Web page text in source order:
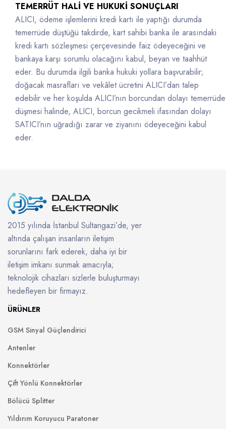
TEMERRÜT HALİ VE HUKUKİ SONUÇLARI
ALICI, ödeme işlemlerini kredi kartı ile yaptığı durumda
temerrüde düştüğü takdirde, kart sahibi banka ile arasındaki
kredi kartı sözleşmesi çerçevesinde faiz ödeyeceğini ve
bankaya karşı sorumlu olacağını kabul, beyan ve taahhüt
eder. Bu durumda ilgili banka hukuki yollara başvurabilir;
doğacak masrafları ve vekâlet ücretini ALICI’dan talep
edebilir ve her koşulda ALICI’nın borcundan dolayı temerrüde
düşmesi halinde, ALICI, borcun gecikmeli ifasından dolayı
SATICI’nın uğradığı zarar ve ziyanını ödeyeceğini kabul
eder.
2015 yılında İstanbul Sultangazi’de, yer
altında çalışan insanların iletişim
sorunlarını fark ederek, daha iyi bir
iletişim imkanı sunmak amacıyla;
teknolojik cihazları sizlerle buluşturmayı
hedefleyen bir firmayız.
ÜRÜNLER
GSM Sinyal Güçlendirici
Antenler
Konnektörler
Çift Yönlü Konnektörler
Bölücü Splitter
Yıldırım Koruyucu Paratoner